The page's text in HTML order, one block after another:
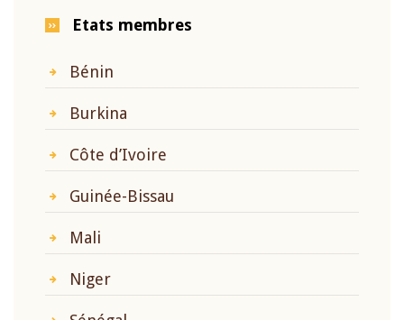
Etats membres
Bénin
Burkina
Côte d’Ivoire
Guinée-Bissau
Mali
Niger